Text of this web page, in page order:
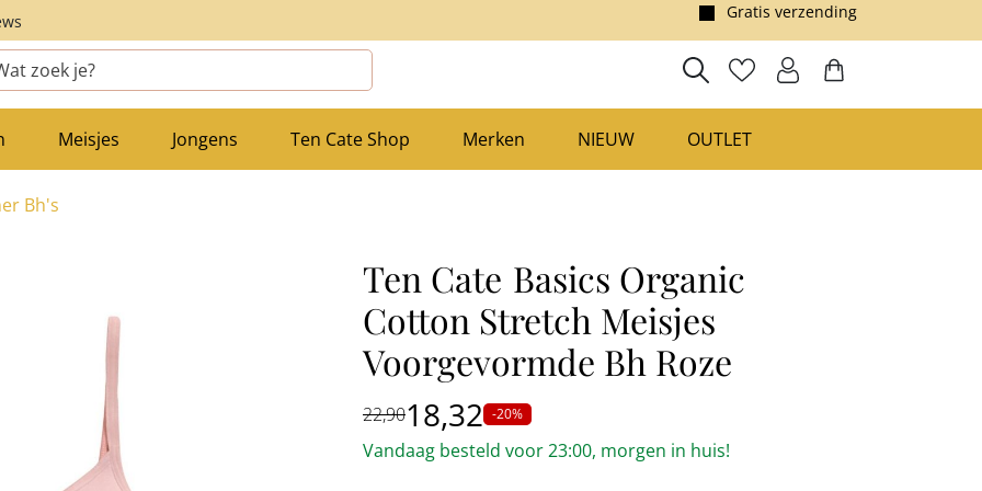
Gratis verzending
Meisjes Jongens Ten Cate Shop Merken NIEUW OUTLET
Bh's
Ten Cate Basics Organic
Cotton Stretch Meisjes
Voorgevormde Bh Roze
18,32 -20%
22,90
Vandaag besteld voor 23:00, morgen in huis!